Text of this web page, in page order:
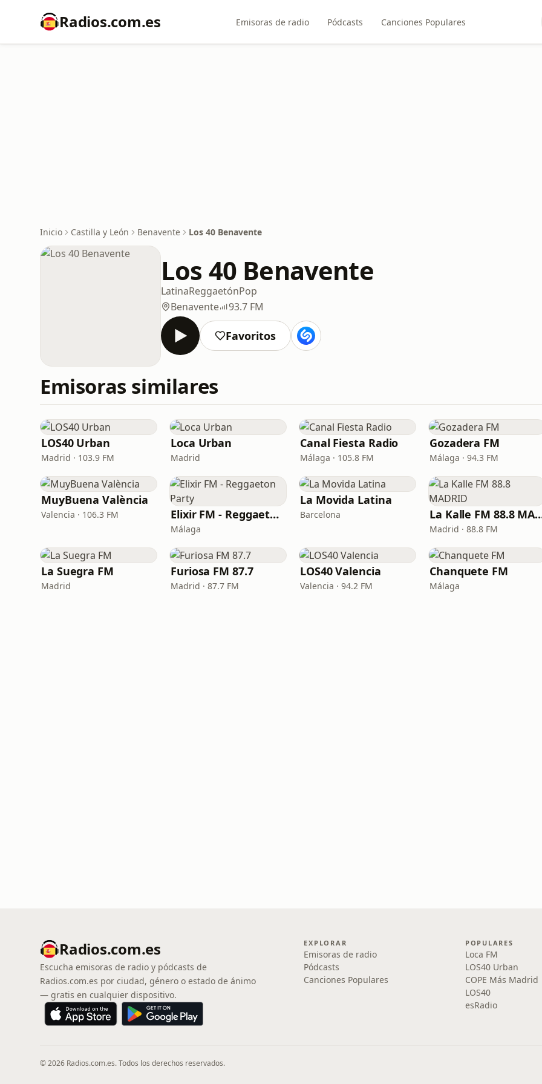
Radios.com.es Emisoras de radio Pódcasts Canciones Populares
Inicio Castilla y León Benavente Los 40 Benavente
Los 40 Benavente
LatinaReggaetónPop
Benavente
93.7 FM
Favoritos
Emisoras similares
LOS40 Urban
Madrid · 103.9 FM
Loca Urban
Madrid
Canal Fiesta Radio
Málaga · 105.8 FM
Gozadera FM
Málaga · 94.3 FM
MuyBuena València
Valencia · 106.3 FM Elixir FM - Reggaeton Party
Málaga
La Movida Latina
Barcelona La Kalle FM
Madrid · 88.8 FM
La Suegra FM
Madrid
Furiosa FM 87.7
Madrid · 87.7 FM
LOS40 Valencia
Valencia · 94.2 FM
Chanquete FM
Málaga
Radios.com.es
Escucha emisoras de radio y pódcasts de
Radios.com.es por ciudad, género o estado de ánimo
— gratis en cualquier dispositivo.
EXPLORAR
Emisoras de radio
Pódcasts
Canciones Populares
POPULARES
Loca FM
LOS40 Urban
COPE Más Madrid
LOS40
esRadio
© 2026 Radios.com.es. Todos los derechos reservados.